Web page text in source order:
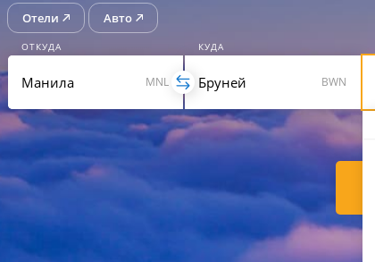
Отели Авто
ОТКУДА
MNL
КУДА
BWN